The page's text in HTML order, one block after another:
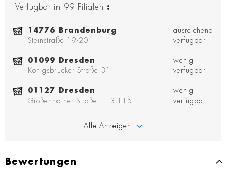
Verfügbar in 99 Filialen :
14776 Brandenburg
Steinstraße 19-20
ausreichend
verfügbar
01099 Dresden
Königsbrücker Straße 31
wenig
verfügbar
01127 Dresden
Großenhainer Straße 113-115
wenig
verfügbar
Alle Anzeigen
Bewertungen